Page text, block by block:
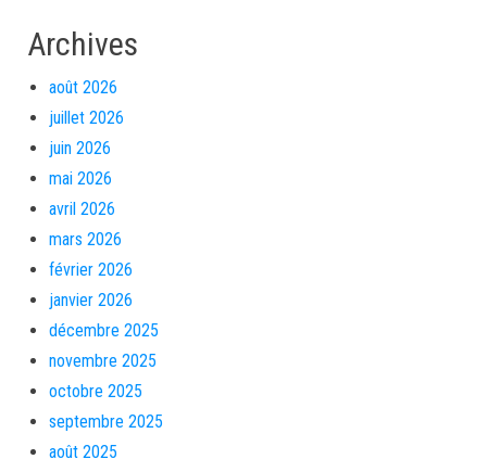
Archives
août 2026
juillet 2026
juin 2026
mai 2026
avril 2026
mars 2026
février 2026
janvier 2026
décembre 2025
novembre 2025
octobre 2025
septembre 2025
août 2025